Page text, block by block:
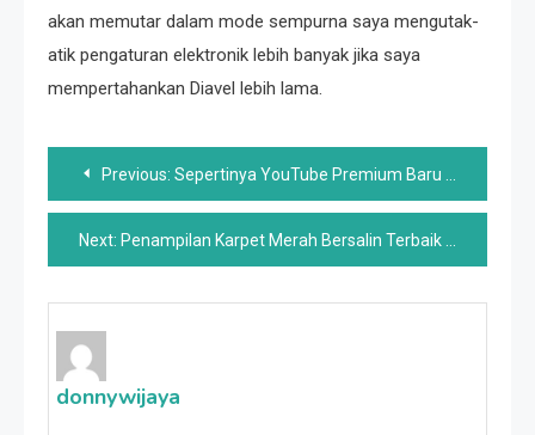
akan memutar dalam mode sempurna saya mengutak-
atik pengaturan elektronik lebih banyak jika saya
mempertahankan Diavel lebih lama.
Post
navigation
Previous: Sepertinya YouTube Premium Baru Saja Mendapat Kenaikan Harga Tenang
Next: Penampilan Karpet Merah Bersalin Terbaik Sepanjang Masa
donnywijaya